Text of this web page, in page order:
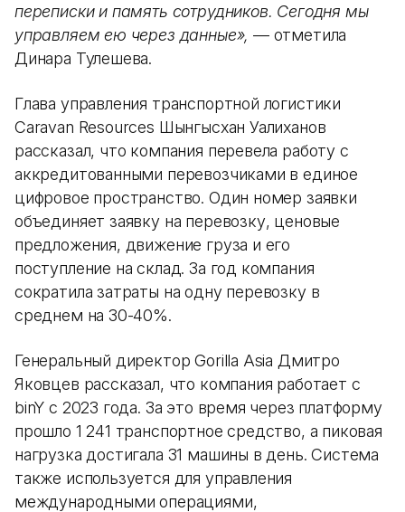
переписки и память сотрудников. Сегодня мы
управляем ею через данные», — отметила
Динара Тулешева.
Глава управления транспортной логистики
Caravan Resources Шынгысхан Уалиханов
рассказал, что компания перевела работу с
аккредитованными перевозчиками в единое
цифровое пространство. Один номер заявки
объединяет заявку на перевозку, ценовые
предложения, движение груза и его
поступление на склад. За год компания
сократила затраты на одну перевозку в
среднем на 30-40%.
Генеральный директор Gorilla Asia Дмитро
Яковцев рассказал, что компания работает с
binY с 2023 года. За это время через платформу
прошло 1 241 транспортное средство, а пиковая
нагрузка достигала 31 машины в день. Система
также используется для управления
международными операциями,